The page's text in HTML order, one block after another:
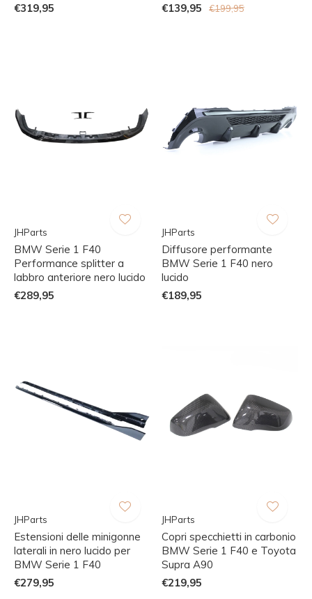
€319,95
€139,95
€199,95
JHParts
BMW Serie 1 F40
Performance splitter a
labbro anteriore nero lucido
€289,95
JHParts
Diffusore performante
BMW Serie 1 F40 nero
lucido
€189,95
JHParts
Estensioni delle minigonne
laterali in nero lucido per
BMW Serie 1 F40
€279,95
JHParts
Copri specchietti in carbonio
BMW Serie 1 F40 e Toyota
Supra A90
€219,95